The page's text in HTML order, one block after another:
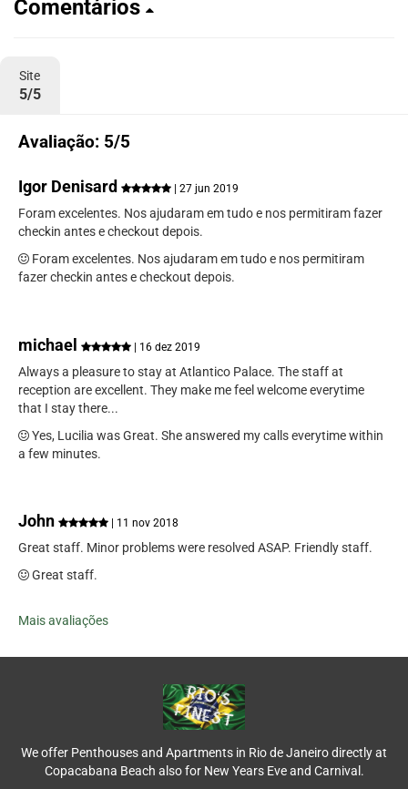
Comentários
Site
5/5
Avaliação: 5/5
Igor Denisard | 27 jun 2019
Foram excelentes. Nos ajudaram em tudo e nos permitiram fazer
checkin antes e checkout depois.
Foram excelentes. Nos ajudaram em tudo e nos permitiram
fazer checkin antes e checkout depois.
michael | 16 dez 2019
Always a pleasure to stay at Atlantico Palace. The staff at
reception are excellent. They make me feel welcome everytime
that I stay there...
Yes, Lucilia was Great. She answered my calls everytime within
a few minutes.
John | 11 nov 2018
Great staff. Minor problems were resolved ASAP. Friendly staff.
Great staff.
Mais avaliações
We offer Penthouses and Apartments in Rio de Janeiro directly at
Copacabana Beach also for New Years Eve and Carnival.